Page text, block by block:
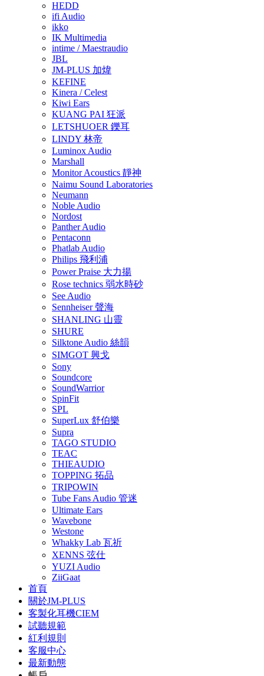
HEDD
ifi Audio
ikko
IK Multimedia
intime / Maestraudio
JBL
JM-PLUS 加煒
KEFINE
Kinera / Celest
Kiwi Ears
KUANG PAI 狂派
LETSHUOER 鑠耳
LINDY 林帝
Luminox Audio
Marshall
Monitor Acoustics 靜神
Naimu Sound Laboratories
Neumann
Noble Audio
Nordost
Panther Audio
Pentaconn
Phatlab Audio
Philips 飛利浦
Power Praise 大力揚
Rose technics 弱水時砂
See Audio
Sennheiser 聲海
SHANLING 山靈
SHURE
Silktone Audio 絲韻
SIMGOT 興戈
Sony
Soundcore
SoundWarrior
SpinFit
SPL
SuperLux 舒伯樂
Supra
TAGO STUDIO
TEAC
THIEAUDIO
TOPPING 拓品
TRIPOWIN
Tube Fans Audio 管迷
Ultimate Ears
Wavebone
Westone
Whakky Lab 瓦祈
XENNS 弦仕
YUZI Audio
ZiiGaat
首頁
關於JM-PLUS
客製化耳機CIEM
試聽規範
紅利規則
客服中心
最新動態